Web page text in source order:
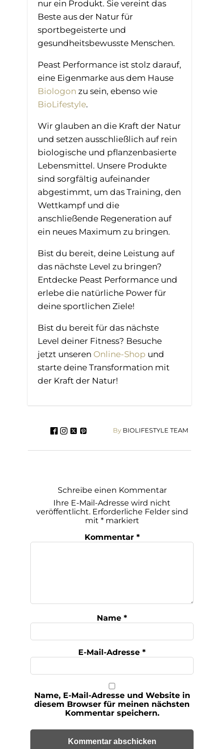
nur ein Produkt. Sie vereint das
Beste aus der Natur für
sportbegeisterte und
gesundheitsbewusste Menschen.
Peast Performance ist stolz darauf,
eine Eigenmarke aus dem Hause
Biologon zu sein, ebenso wie
BioLifestyle.
Wir glauben an die Kraft der Natur
und setzen ausschließlich auf rein
biologische und pflanzenbasierte
Lebensmittel. Unsere Produkte
sind sorgfältig aufeinander
abgestimmt, um das Training, den
Wettkampf und die
anschließende Regeneration auf
ein neues Maximum zu bringen.
Bist du bereit, deine Leistung auf
das nächste Level zu bringen?
Entdecke Peast Performance und
erlebe die natürliche Power für
deine sportlichen Ziele!
Bist du bereit für das nächste
Level deiner Fitness? Besuche
jetzt unseren Online-Shop und
starte deine Transformation mit
der Kraft der Natur!
ByBIOLIFESTYLE TEAM
Schreibe einen Kommentar
Ihre E-Mail-Adresse wird nicht
veröffentlicht. Erforderliche Felder sind
mit *markiert
Kommentar *
Name *
E-Mail-Adresse *
Name, E-Mail-Adresse und Website in
diesem Browser für meinen nächsten
Kommentar speichern.